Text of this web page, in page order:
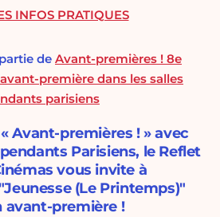
de Avant-premières ! 8e
première dans les salles
parisiens
Avant-premières ! » avec
Parisiens, le Reflet
vous invite à
(Le Printemps)"
avant-première !
INFOS PRATIQUES